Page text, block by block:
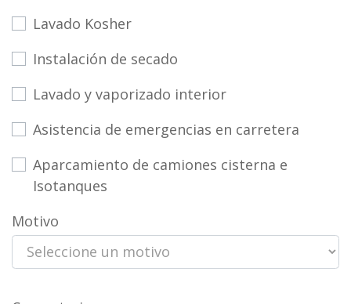
Lavado Kosher
Instalación de secado
Lavado y vaporizado interior
Asistencia de emergencias en carretera
Aparcamiento de camiones cisterna e
Isotanques
Motivo